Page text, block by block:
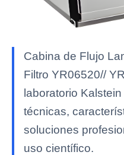
Cabina de Flujo
Filtro YR06520//
laboratorio
técnicas,
soluciones
uso científico.